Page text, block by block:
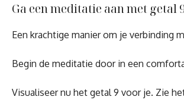
Ga een meditatie aan met
Een krachtige manier om je verbinding
Begin de meditatie door in een
Visualiseer nu het getal 9 voor je. Zie